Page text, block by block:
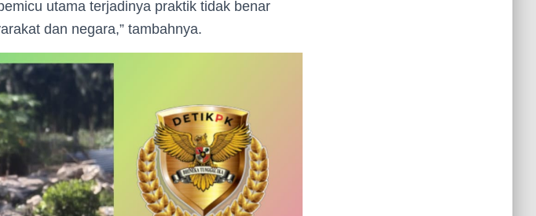
utama terjadinya praktik tidak benar
dan negara,” tambahnya.